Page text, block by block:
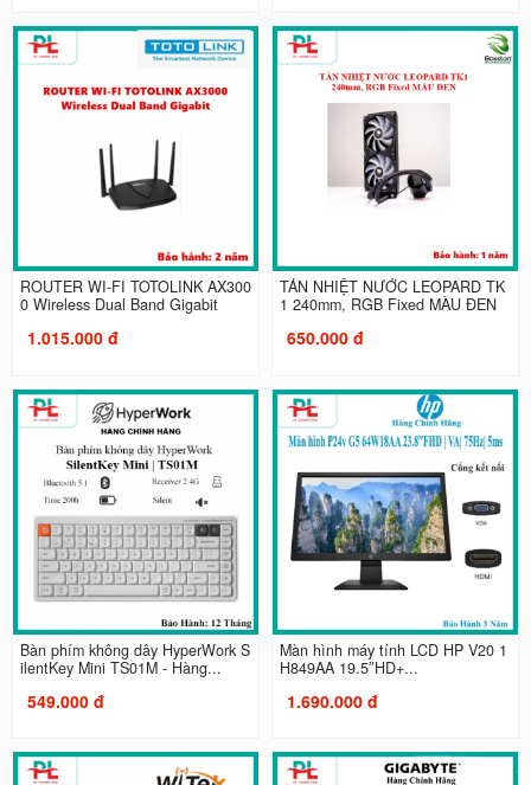
ROUTER WI-FI TOTOLINK AX300
0 Wireless Dual Band Gigabit
1.015.000 đ
TẢN NHIỆT NƯỚC LEOPARD TK
1 240mm, RGB Fixed MÀU ĐEN
650.000 đ
Bàn phím không dây HyperWork S
ilentKey Mini TS01M - Hàng...
549.000 đ
Màn hình máy tính LCD HP V20 1
H849AA 19.5″HD+...
1.690.000 đ